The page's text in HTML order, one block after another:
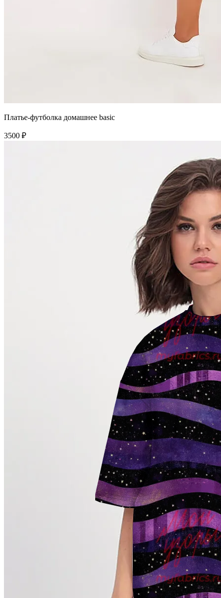
Платье-футболка домашнее basic
3500 ₽